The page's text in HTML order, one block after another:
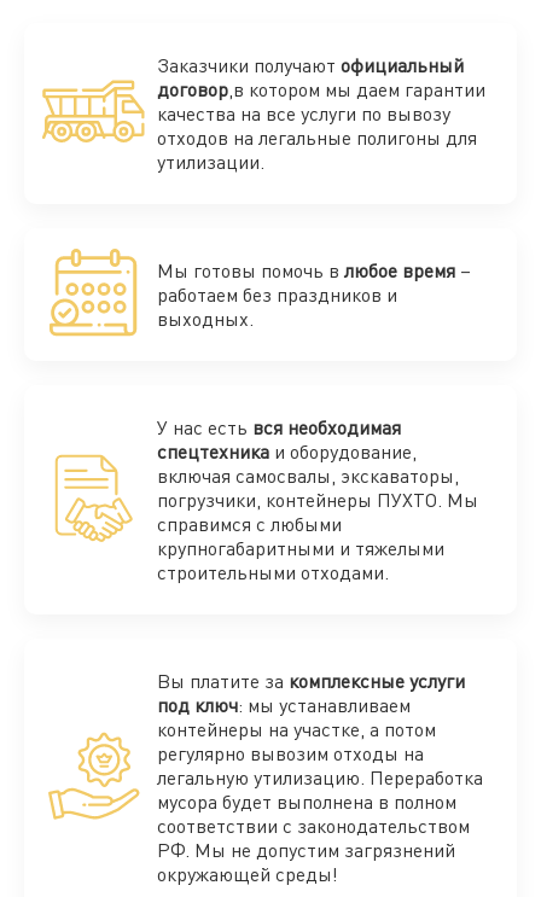
Заказчики получают официальный
договор,в котором мы даем гарантии
качества на все услуги по вывозу
отходов на легальные полигоны для
утилизации.
Мы готовы помочь в любое время –
работаем без праздников и
выходных.
У нас есть вся необходимая
спецтехника и оборудование,
включая самосвалы, экскаваторы,
погрузчики, контейнеры ПУХТО. Мы
справимся с любыми
крупногабаритными и тяжелыми
строительными отходами.
Вы платите за комплексные услуги
под ключ: мы устанавливаем
контейнеры на участке, а потом
регулярно вывозим отходы на
легальную утилизацию. Переработка
мусора будет выполнена в полном
соответствии с законодательством
РФ. Мы не допустим загрязнений
окружающей среды!